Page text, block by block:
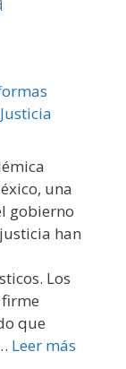
una
gobierno
han
Los
que
Leer más